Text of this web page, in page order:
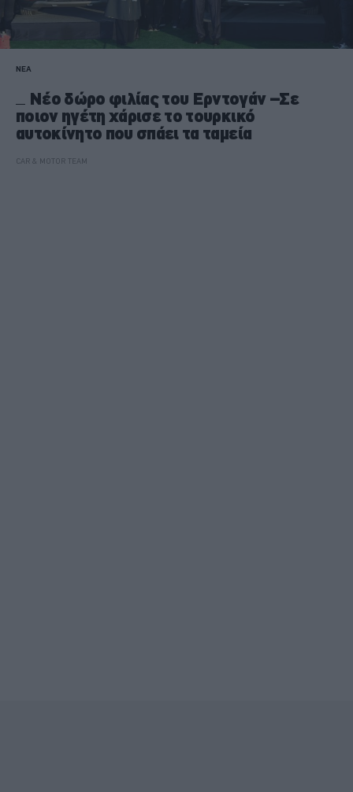
ΝΕΑ
Νέο δώρο φιλίας του Ερντογάν –Σε
ποιον ηγέτη χάρισε το τουρκικό
αυτοκίνητο που σπάει τα ταμεία
CAR & MOTOR TEAM